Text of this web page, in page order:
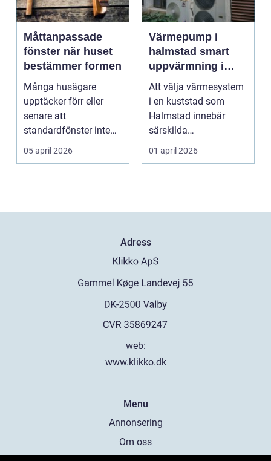
Måttanpassade
fönster när huset
bestämmer formen
Många husägare
upptäcker förr eller
senare att
standardfönster inte
riktigt passar. Kanske
är huset ...
05 april 2026
Värmepump i
halmstad smart
uppvärmning i
kustklimat
Att välja värmesystem
i en kuststad som
Halmstad innebär
särskilda
förutsättningar. Vind,
fukt, mild...
01 april 2026
Adress
web:
www.klikko.dk
Menu
Annonsering
Om oss